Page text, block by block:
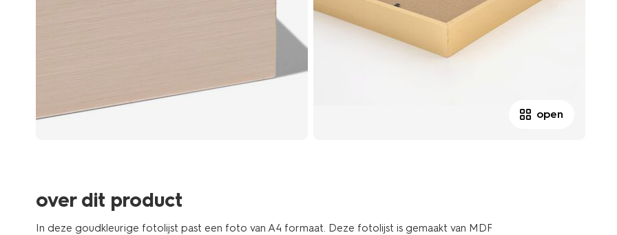
open
over dit product
In deze goudkleurige fotolijst past een foto van A4 formaat. Deze fotolijst is gemaakt van MDF